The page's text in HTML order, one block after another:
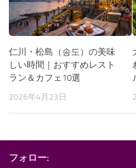
仁川・松島（송도）の美味
しい時間｜おすすめレスト
ラン＆カフェ10選
2026年4月23日
フォロー: